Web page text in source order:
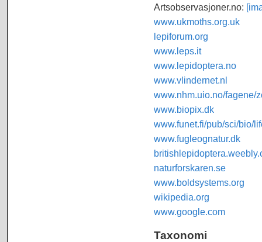
Artsobservasjoner.no:
www.ukmoths.org.uk
lepiforum.org
www.leps.it
www.lepidoptera.no
www.vlindernet.nl
www.nhm.uio.no/fagene/
www.biopix.dk
www.funet.fi/pub/sci/bio/
www.fugleognatur.dk
naturforskaren.se
www.boldsystems.org
wikipedia.org
www.google.com
Taxonomi